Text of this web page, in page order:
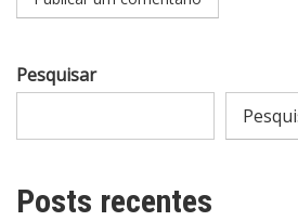
Pesquisar
Posts recentes